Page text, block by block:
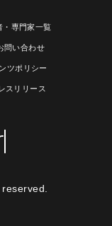
・専門家一覧
問い合わせ
ツポリシー
スリリース